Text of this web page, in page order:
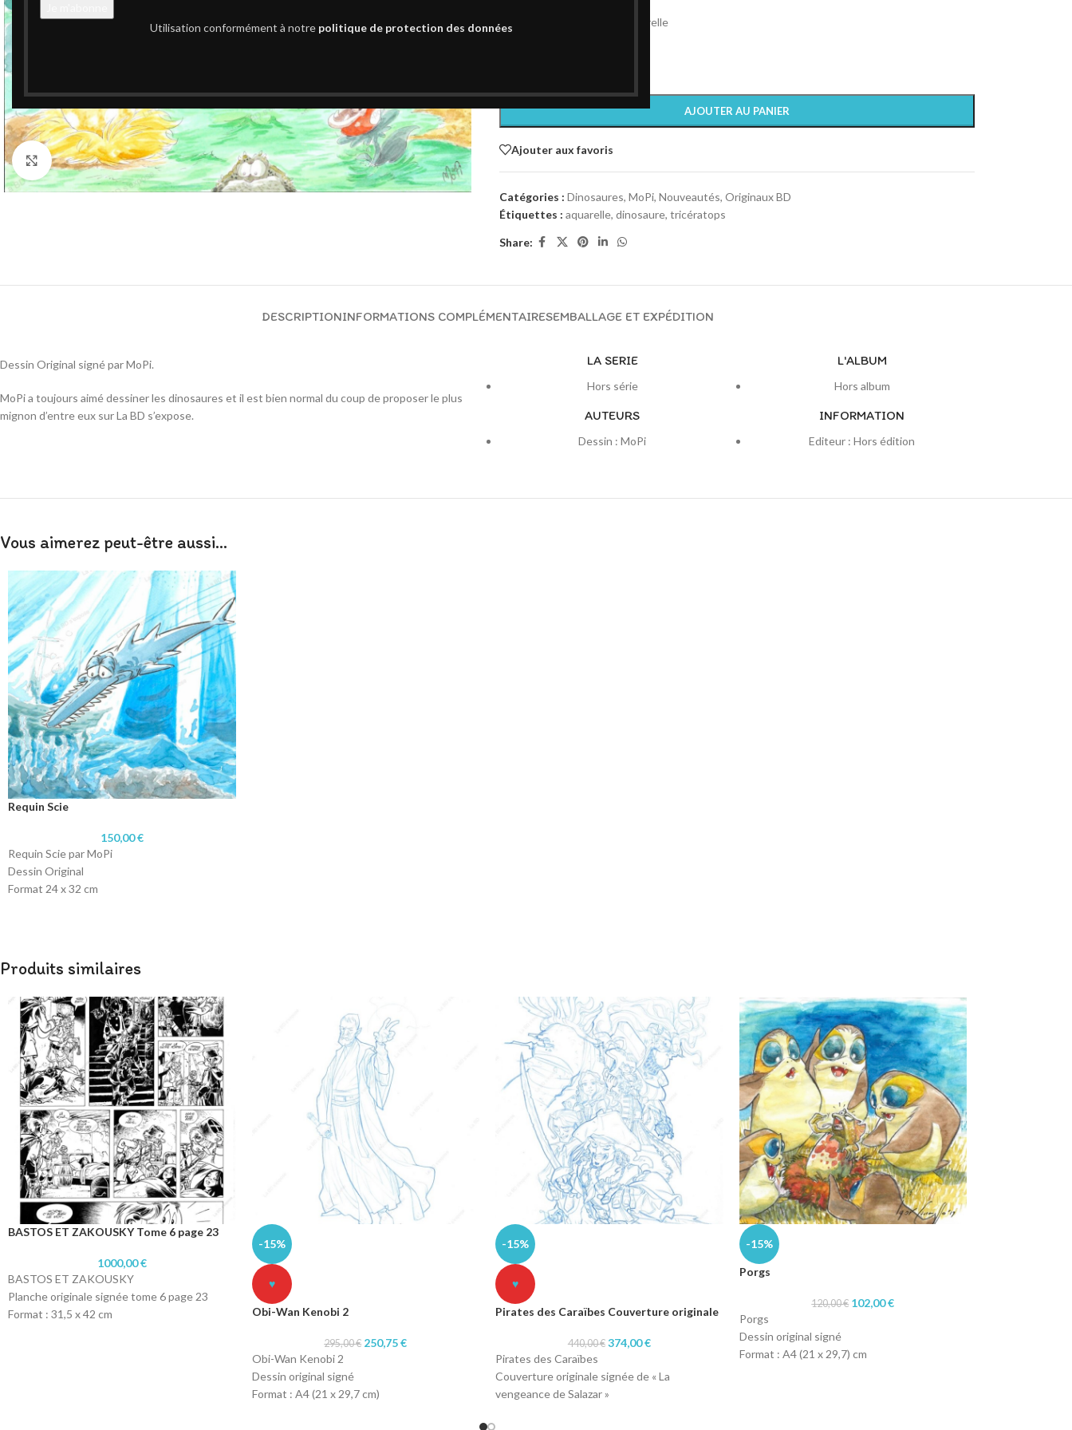
Utilisation conformément à notre politique de protection des données
Cliquez pour agrandir
Technique: Stylo Bille et aquarelle
AJOUTER AU PANIER
Ajouter aux favoris
Catégories : Dinosaures, MoPi, Nouveautés, Originaux BD
Étiquettes : aquarelle, dinosaure, tricératops
Share:
DESCRIPTIONINFORMATIONS COMPLÉMENTAIRESEMBALLAGE ET EXPÉDITION
Dessin Original signé par MoPi.
MoPi a toujours aimé dessiner les dinosaures et il est bien normal du coup de proposer le plus
mignon d’entre eux sur La BD s’expose.
LA SERIE
Hors série
L'ALBUM
Hors album
AUTEURS
Dessin : MoPi
INFORMATION
Editeur : Hors édition
Vous aimerez peut-être aussi…
Requin Scie
150,00€
Requin Scie par MoPi
Dessin Original
Format 24 x 32 cm
Produits similaires
BASTOS ET ZAKOUSKY Tome 6 page 23
1000,00€
BASTOS ET ZAKOUSKY
Planche originale signée tome 6 page 23
Format : 31,5 x 42 cm
-15%
♥
Obi-Wan Kenobi 2
295,00€ 250,75€
Obi-Wan Kenobi 2
Dessin original signé
Format : A4 (21 x 29,7 cm)
-15%
♥
Pirates des Caraïbes Couverture originale
440,00€ 374,00€
Pirates des Caraïbes
Couverture originale signée de « La
vengeance de Salazar »
-15%
Porgs
120,00€ 102,00€
Porgs
Dessin original signé
Format : A4 (21 x 29,7) cm